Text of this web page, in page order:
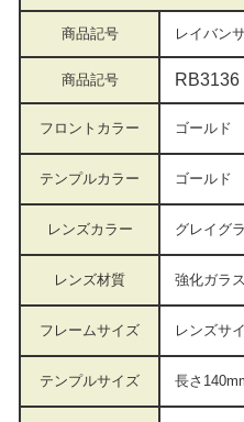
商品記号 レイバン
商品記号
フロントカラー ゴールド
テンプルカラー ゴールド
レンズカラー グレイグ
レンズ材質 強化ガラス
フレームサイズ レンズサ
テンプルサイズ 長さ